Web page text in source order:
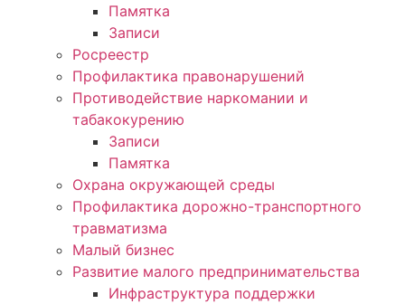
Памятка
Записи
Росреестр
Профилактика правонарушений
Противодействие наркомании и
табакокурению
Записи
Памятка
Охрана окружающей среды
Профилактика дорожно-транспортного
травматизма
Малый бизнес
Развитие малого предпринимательства
Инфраструктура поддержки